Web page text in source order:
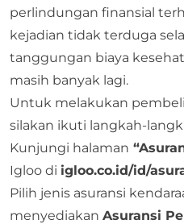
perlindungan finansial
kejadian tidak terduga
tanggungan biaya
masih banyak lagi.
Untuk melakukan
silakan ikuti langkah-
Kunjungi halaman
Igloo di igloo.co.id/id/
Pilih jenis asuransi
menyediakan Asuransi